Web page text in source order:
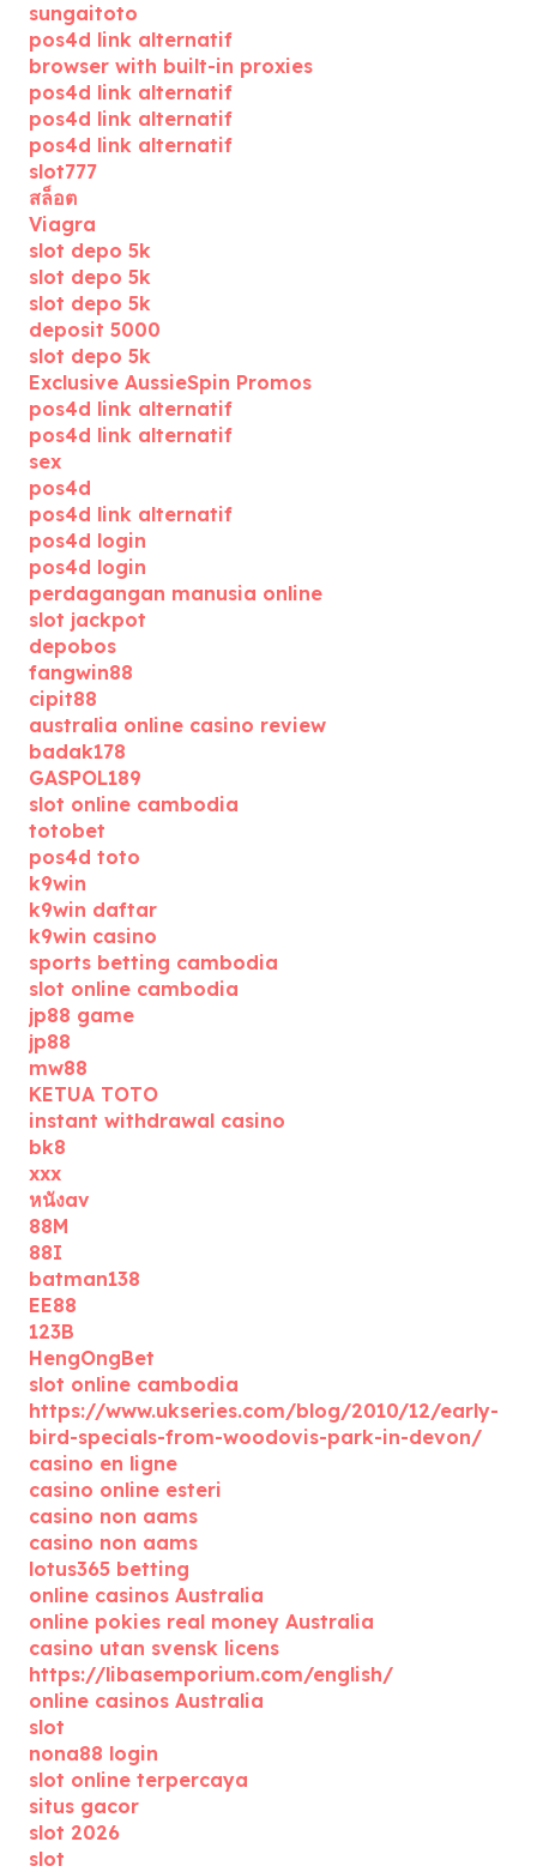
sungaitoto
pos4d link alternatif
browser with built-in proxies
pos4d link alternatif
pos4d link alternatif
pos4d link alternatif
slot777
สล็อต
Viagra
slot depo 5k
slot depo 5k
slot depo 5k
deposit 5000
slot depo 5k
Exclusive AussieSpin Promos
pos4d link alternatif
pos4d link alternatif
sex
pos4d
pos4d link alternatif
pos4d login
pos4d login
perdagangan manusia online
slot jackpot
depobos
fangwin88
cipit88
australia online casino review
badak178
GASPOL189
slot online cambodia
totobet
pos4d toto
k9win
k9win daftar
k9win casino
sports betting cambodia
slot online cambodia
jp88 game
jp88
mw88
KETUA TOTO
instant withdrawal casino
bk8
xxx
หนังav
88M
88I
batman138
EE88
123B
HengOngBet
slot online cambodia
https://www.ukseries.com/blog/2010/12/early-
bird-specials-from-woodovis-park-in-devon/
casino en ligne
casino online esteri
casino non aams
casino non aams
lotus365 betting
online casinos Australia
online pokies real money Australia
casino utan svensk licens
https://libasemporium.com/english/
online casinos Australia
slot
nona88 login
slot online terpercaya
situs gacor
slot 2026
slot